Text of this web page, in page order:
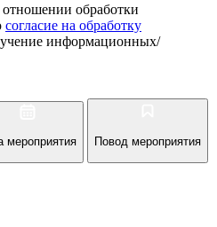
обработки
согласие на обработку
информационных/
мероприятия Повод мероприятия